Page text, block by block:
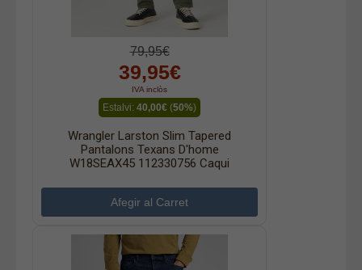
79,95€
39,95€
IVA inclòs
Estalvi: 40,00€ (50%)
Wrangler Larston Slim Tapered
Pantalons Texans D'home
W18SEAX45 112330756 Caqui